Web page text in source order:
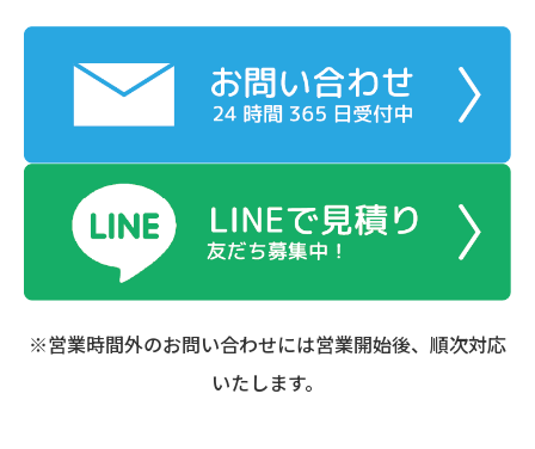
※営業時間外のお問い合わせには営業開始後、順次対応
いたします。